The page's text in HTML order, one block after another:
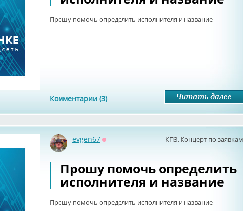
Прошу помочь определить исполнителя и название
Комментарии (3)
КПЗ. Концерт по заявкам
evgen67
Прошу помочь определить
исполнителя и название
Прошу помочь определить исполнителя и название